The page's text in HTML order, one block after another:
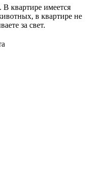
квартире имеется
в квартире не
за свет.